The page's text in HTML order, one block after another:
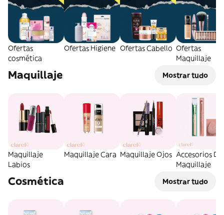
Ofertas
cosmética
Ofertas Higiene Ofertas Cabello Ofertas
Maquillaje
Maquillaje Mostrar tudo
Maquillaje
Labios
Maquillaje Cara Maquillaje Ojos Accesorios De
Maquillaje
Cosmética Mostrar tudo